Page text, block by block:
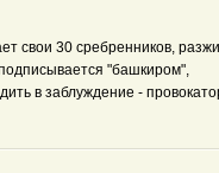
свои 30 сребренников,
"башкиром",
в заблуждение -